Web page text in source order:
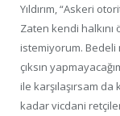
Yıldırım, “Askeri
Zaten kendi
istemiyorum. Bedeli
çıksın
ile karşılaşırsam
kadar vicdani